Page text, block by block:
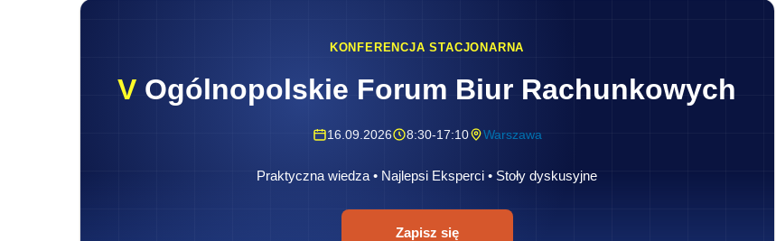
KONFERENCJA STACJONARNA
V Ogólnopolskie Forum Biur Rachunkowych
16.09.2026 8:30-17:10 Warszawa
Praktyczna wiedza • Najlepsi Eksperci • Stoły dyskusyjne
Zapisz się